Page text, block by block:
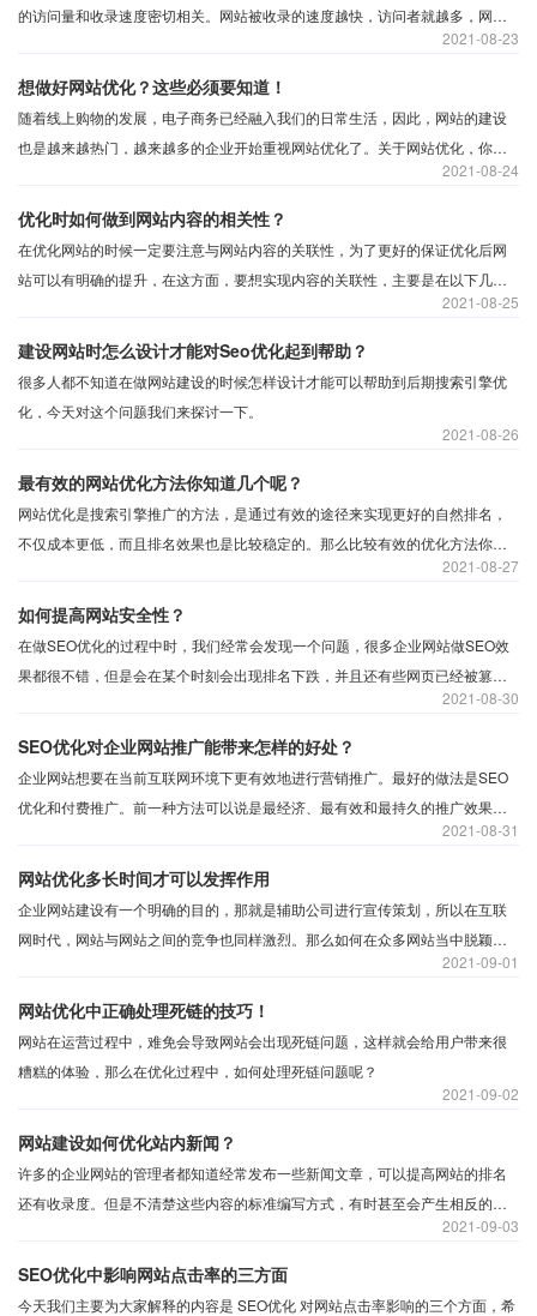
08-23
2021
的访问量和收录速度密切相关。网站被收录的速度越快，访问者就越多，网站
08-24
2021
想做好网站优化？这些必须要知道！
随着线上购物的发展，电子商务已经融入我们的日常生活，因此，网站的建设
也是越来越热门，越来越多的企业开始重视网站优化了。关于网站优化，你需
08-25
2021
优化时如何做到网站内容的相关性？
在优化网站的时候一定要注意与网站内容的关联性，为了更好的保证优化后网
站可以有明确的提升，在这方面，要想实现内容的关联性，主要是在以下几个
08-26
2021
建设网站时怎么设计才能对Seo优化起到帮助？
很多人都不知道在做网站建设的时候怎样设计才能可以帮助到后期搜索引擎优
08-27
2021
最有效的网站优化方法你知道几个呢？
网站优化是搜索引擎推广的方法，是通过有效的途径来实现更好的自然排名，
不仅成本更低，而且排名效果也是比较稳定的。那么比较有效的优化方法你知
08-30
2021
如何提高网站安全性？
在做SEO优化的过程中时，我们经常会发现一个问题，很多企业网站做SEO效
果都很不错，但是会在某个时刻会出现排名下跌，并且还有些网页已经被篡改
成非法的内容等等，事实上，这就是网站的安全工作没有做好，让网站排名一
夜回到从前，所以我们应该思考，做SEO优化确实重要，但是网站如果不安
08-31
2021
SEO优化对企业网站推广能带来怎样的好处？
企业网站想要在当前互联网环境下更有效地进行营销推广。最好的做法是SEO
优化和付费推广。前一种方法可以说是最经济、最有效和最持久的推广效果，
但是起效较慢。但后一种方法成本高但是见效快。因此，SEO优化有什么好
处？下面是对这此问题的详细分析，希望对您能有所帮助。
09-01
2021
网站优化多长时间才可以发挥作用
企业网站建设有一个明确的目的，那就是辅助公司进行宣传策划，所以在互联
网时代，网站与网站之间的竞争也同样激烈。那么如何在众多网站当中脱颖而
09-02
2021
网站优化中正确处理死链的技巧！
网站在运营过程中，难免会导致网站会出现死链问题，这样就会给用户带来很
糟糕的体验，那么在优化过程中，如何处理死链问题呢？
09-03
2021
网站建设如何优化站内新闻？
许多的企业网站的管理者都知道经常发布一些新闻文章，可以提高网站的排名
还有收录度。但是不清楚这些内容的标准编写方式，有时甚至会产生相反的效
果，不利于企业网站的优化。那么在编辑文章的时候应该注意什么呢？
SEO优化中影响网站点击率的三方面
今天我们主要为大家解释的内容是 SEO优化 对网站点击率影响的三个方面，希